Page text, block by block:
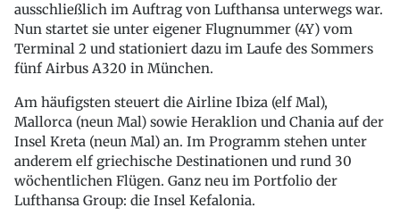
ausschließlich im Auftrag von Lufthansa unterwegs war.
Nun startet sie unter eigener Flugnummer (4Y) vom
Terminal 2 und stationiert dazu im Laufe des Sommers
fünf Airbus A320 in München.
Am häufigsten steuert die Airline Ibiza (elf Mal),
Mallorca (neun Mal) sowie Heraklion und Chania auf der
Insel Kreta (neun Mal) an. Im Programm stehen unter
anderem elf griechische Destinationen und rund 30
wöchentlichen Flügen. Ganz neu im Portfolio der
Lufthansa Group: die Insel Kefalonia.